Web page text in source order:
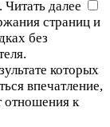
Читать далее
страниц и
без
которых
впечатление,
отношения к